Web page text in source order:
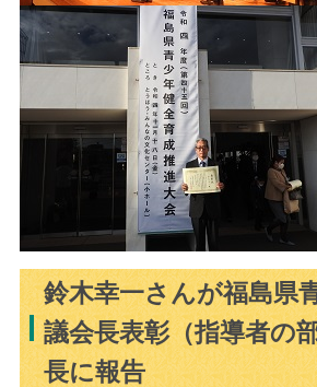
鈴木幸一さんが福島県
議会長表彰（指導者の
長に報告